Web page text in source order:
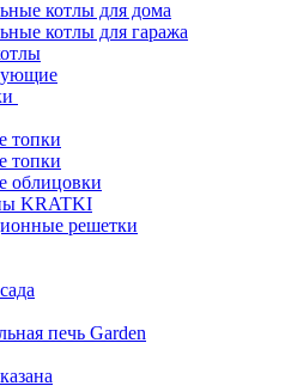
котлы для дома
котлы для гаража
топки
топки
облицовки
KRATKI
решетки
печь Garden